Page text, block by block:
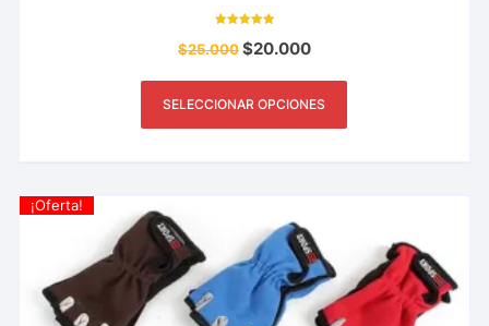
5.00
de 5
$25.000$20.000
SELECCIONAR OPCIONES
¡Oferta!